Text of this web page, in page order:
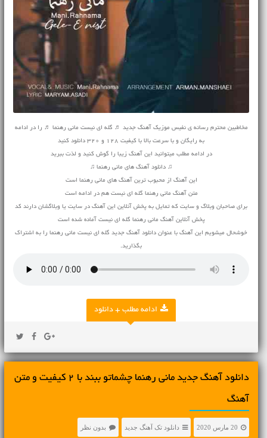
مخاطبین محترم رسانه ی نفیس موزیک آهنگ جدید ♬ گله ای نیست مانی رهنما ♬ را در ادامه
به رایگان و با سرعت بالا با کیفیت 128 و 320 دانلود کنید
در ادامه مطلب میتوانید این آهنگ زیبا را گوش کنید و لذت ببرید
♫ دانلود آهنگ های مانی رهنما ♫
این آهنگ از محبوب ترین آهنگ های مانی رهنما است
متن آهنگ مانی رهنما گله ای نیست هم در ادامه است
برای صاحبان وبلاگ و سایت که تمایل به پخش آنلاین این آهنگ در سایت یا وبلاگشان دارند کد
پخش آنلاین آهنگ مانی رهنما گله ای نیست آماده شده است
خوشحال میشویم این آهنگ با عنوان دانلود آهنگ جدید گله ای نیست مانی رهنما را به اشتراک
بگذارید.
ادامه مطلب + دانلود
دانلود آهنگ جديد مانی رهنما چشماتو ببند با 2 کیفیت و متن
آهنگ
20 مارس 2020 دانلود تک آهنگ جدید بدون نظر